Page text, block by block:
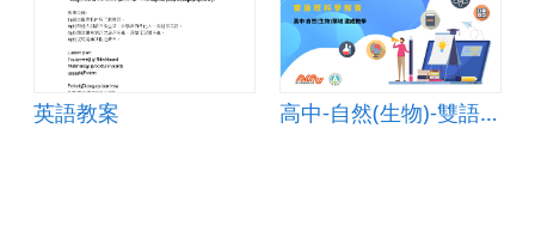
英語教案 高中-自然(生物)-雙語班科學報告-B-混成教學-臺北陽明高中-簡嘉慧老師